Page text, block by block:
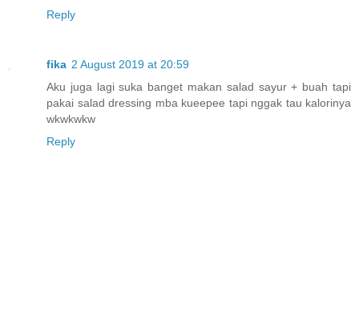
Reply
fika 2 August 2019 at 20:59
Aku juga lagi suka banget makan salad sayur + buah tapi
pakai salad dressing mba kueepee tapi nggak tau kalorinya
wkwkwkw
Reply